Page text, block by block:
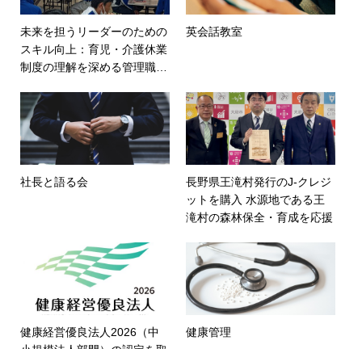
未来を担うリーダーのための
スキル向上：育児・介護休業
制度の理解を深める管理職研
英会話教室
社長と語る会
長野県王滝村発行のJ-クレジ
ットを購入 水源地である王
滝村の森林保全・育成を応援
健康経営優良法人2026（中
健康管理